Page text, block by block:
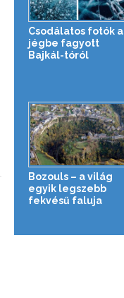
Csodálatos fotók a
jégbe fagyott
Bajkál-tóról
Bozouls – a világ
egyik legszebb
fekvésű faluja